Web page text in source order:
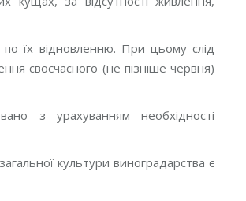
їх відновленню. При цьому слід
своєчасного (не пізніше червня)
з урахуванням необхідності
культури виноградарства є